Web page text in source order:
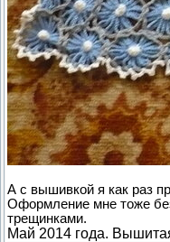
А с вышивкой я как раз
Оформление мне тоже
трещинками.
Май 2014 года.